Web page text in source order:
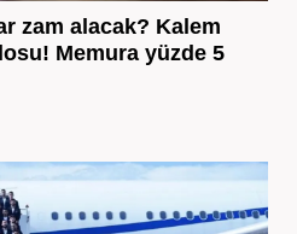
zam alacak? Kalem
Memura yüzde 5